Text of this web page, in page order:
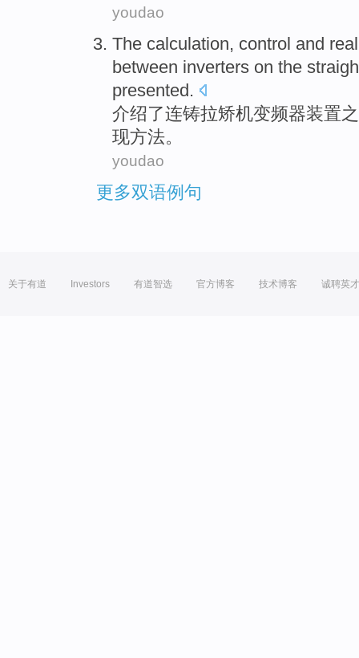
youdao
The calculation, control and
between inverters on the
presented.
介绍了连铸拉矫机变频器装置
现方法。
youdao
更多双语例句
关于有道 Investors 有道智选 官方博客 技术博客 诚聘英才